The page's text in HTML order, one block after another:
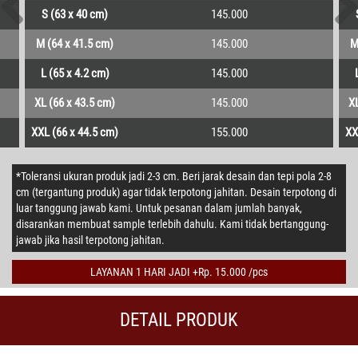
S (63 x 40 cm) 145.000
M (64 x 41.5 cm) 145.000
L (65 x 4.2 cm) 145.000
XL (66 x 43.5 cm) 145.000
XXL (66 x 44.5 cm) 155.000
*Toleransi ukuran produk jadi 2-3 cm. Beri jarak desain dan tepi pola 2-8
cm (tergantung produk) agar tidak terpotong jahitan. Desain terpotong di
luar tanggung jawab kami. Untuk pesanan dalam jumlah banyak,
disarankan membuat sample terlebih dahulu. Kami tidak bertanggung-
jawab jika hasil terpotong jahitan.
LAYANAN 1 HARI JADI +Rp. 15.000 /pcs
DETAIL PRODUK